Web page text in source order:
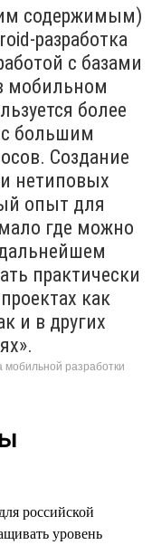
содержимым)
разработка
с базами
мобильном
более
большим
Создание
нетиповых
опыт для
где можно
практически
как
и в других
мобильной разработки
российской
уровень